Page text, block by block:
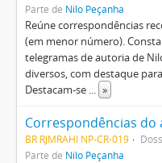
Parte de Nilo Peçanha
Reúne correspondências
(em menor número).
telegramas de autoria de
diversos, com destaque
Destacam-se ... »
Correspondências do
BR RJMRAHI NP-CR-019
Parte de Nilo Peçanha